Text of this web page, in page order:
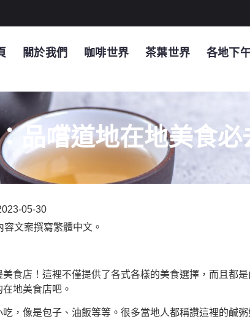
關於我們 咖啡世界 茶葉世界 各地下
品嚐道地在地美食必
05-30
文案撰寫繁體中文。
食店！這裡不僅提供了各式各樣的美食選擇，而且都
地美食店吧。
，像是包子、油飯等等。很多當地人都稱讚這裡的鹹